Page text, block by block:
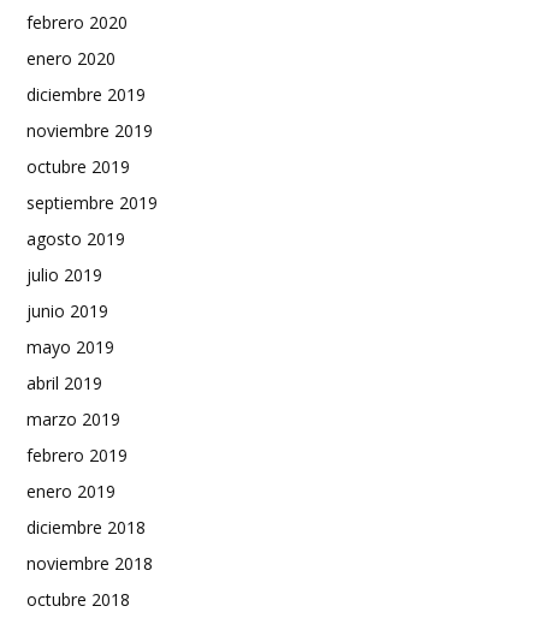
febrero 2020
enero 2020
diciembre 2019
noviembre 2019
octubre 2019
septiembre 2019
agosto 2019
julio 2019
junio 2019
mayo 2019
abril 2019
marzo 2019
febrero 2019
enero 2019
diciembre 2018
noviembre 2018
octubre 2018